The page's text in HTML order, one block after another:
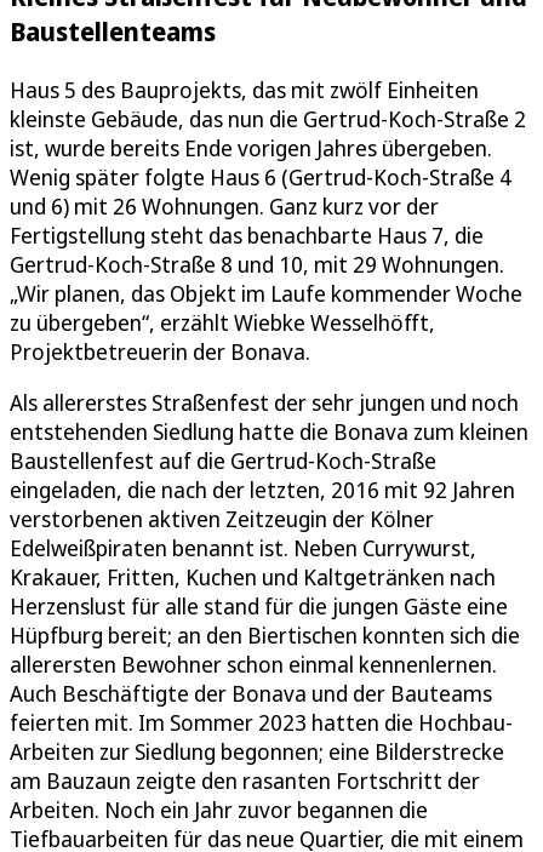
Baustellenteams
Haus 5 des Bauprojekts, das mit zwölf Einheiten
kleinste Gebäude, das nun die Gertrud-Koch-Straße 2
ist, wurde bereits Ende vorigen Jahres übergeben.
Wenig später folgte Haus 6 (Gertrud-Koch-Straße 4
und 6) mit 26 Wohnungen. Ganz kurz vor der
Fertigstellung steht das benachbarte Haus 7, die
Gertrud-Koch-Straße 8 und 10, mit 29 Wohnungen.
„Wir planen, das Objekt im Laufe kommender Woche
zu übergeben“, erzählt Wiebke Wesselhöfft,
Projektbetreuerin der Bonava.
Als allererstes Straßenfest der sehr jungen und noch
entstehenden Siedlung hatte die Bonava zum kleinen
Baustellenfest auf die Gertrud-Koch-Straße
eingeladen, die nach der letzten, 2016 mit 92 Jahren
verstorbenen aktiven Zeitzeugin der Kölner
Edelweißpiraten benannt ist. Neben Currywurst,
Krakauer, Fritten, Kuchen und Kaltgetränken nach
Herzenslust für alle stand für die jungen Gäste eine
Hüpfburg bereit; an den Biertischen konnten sich die
allerersten Bewohner schon einmal kennenlernen.
Auch Beschäftigte der Bonava und der Bauteams
feierten mit. Im Sommer 2023 hatten die Hochbau-
Arbeiten zur Siedlung begonnen; eine Bilderstrecke
am Bauzaun zeigte den rasanten Fortschritt der
Arbeiten. Noch ein Jahr zuvor begannen die
Tiefbauarbeiten für das neue Quartier, die mit einem